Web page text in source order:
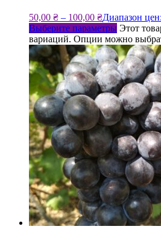
50,00 ₴ – 100,00 ₴Диапазон
Выберите параметры Этот
вариаций. Опции можно